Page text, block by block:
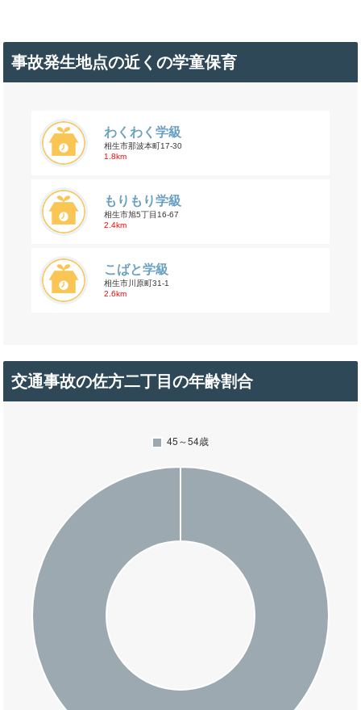
事故発生地点の近くの学童保育
わくわく学級
相生市那波本町17-30
1.8km
もりもり学級
相生市旭5丁目16-67
2.4km
こばと学級
相生市川原町31-1
2.6km
交通事故の佐方二丁目の年齢割合